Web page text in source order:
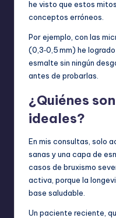
he visto que estos
conceptos erróneos.
Por ejemplo, con las
(0,3‑0,5 mm) he
esmalte sin ningún
antes de probarlas.
¿Quiénes
ideales?
En mis consultas, solo
sanas y una capa de
casos de bruxismo
activa, porque la
base saludable.
Un paciente reciente,